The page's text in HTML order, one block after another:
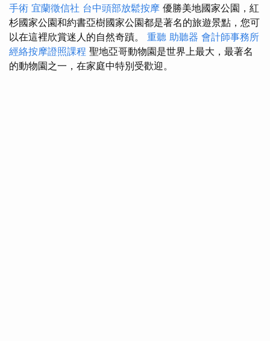
手術 宜蘭徵信社 台中頭部放鬆按摩 優勝美地國家公園，紅
杉國家公園和約書亞樹國家公園都是著名的旅遊景點，您可
以在這裡欣賞迷人的自然奇蹟。 重聽 助聽器 會計師事務所
經絡按摩證照課程 聖地亞哥動物園是世界上最大，最著名
的動物園之一，在家庭中特別受歡迎。